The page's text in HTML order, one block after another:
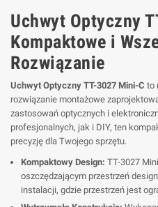
Uchwyt Optyczny
Kompaktowe i
Rozwiązanie
Uchwyt Optyczny TT-3027 Mini-C to
rozwiązanie montażowe
zastosowań optycznych i
profesjonalnych, jak i DIY, ten
precyzję dla Twojego sprzętu.
Kompaktowy Design: TT-3027
oszczędzającym przestrzeń
instalacji, gdzie przestrzeń jest